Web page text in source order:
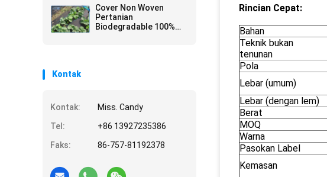
40gsm hingga 100gsm
Cover Non Woven
Pertanian
Biodegradable 100%
Kontak
Kontak:
Miss. Candy
Tel:
+86 13927235386
Faks:
86-757-81192378
Rincian Cepat:
Bahan
Teknik bukan
tenunan
Pola
Lebar (umum)
Lebar (dengan lem)
Berat
MOQ
Warna
Pasokan Label
Kemasan